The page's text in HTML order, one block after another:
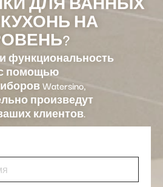
НА
функциональность
помощью
Watersino,
произведут
клиентов.